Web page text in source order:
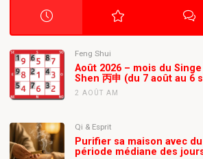
Feng Shui
Août 2026 – mois du
Shen 丙申 (du 7 août au 6
2 AOÛT AM
Qi & Esprit
Purifier sa maison avec
période médiane des